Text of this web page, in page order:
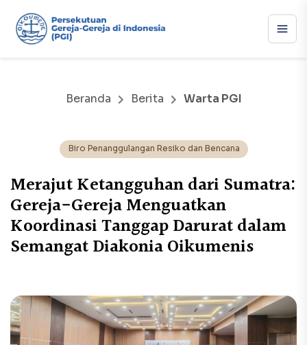
Beranda Berita Warta PGI
Biro Penanggulangan Resiko dan Bencana
Merajut Ketangguhan dari Sumatra:
Gereja-Gereja Menguatkan
Koordinasi Tanggap Darurat dalam
Semangat Diakonia Oikumenis